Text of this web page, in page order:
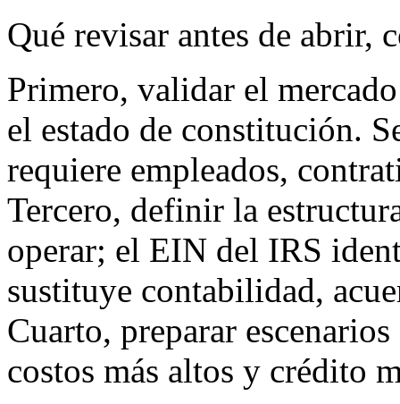
Qué revisar antes de abrir,
Primero, validar el
el estado de constitución.
requiere empleados,
Tercero, definir la
operar; el EIN del IRS
sustituye contabilidad,
Cuarto, preparar
costos más altos y crédito